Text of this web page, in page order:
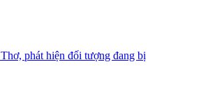
phát hiện đối tượng đang bị